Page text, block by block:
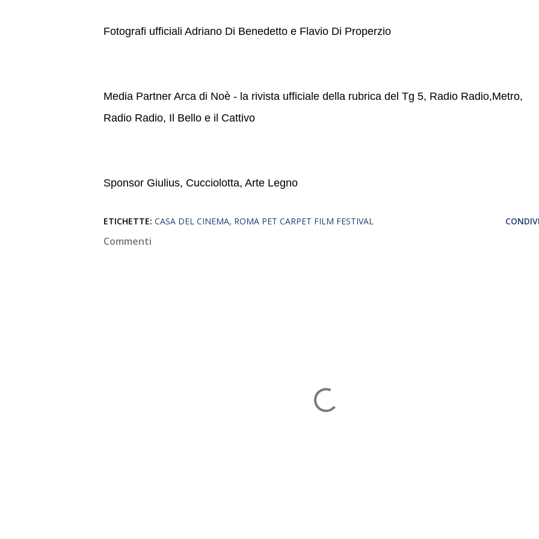
Fotografi ufficiali Adriano Di Benedetto e Flavio Di Properzio
Media Partner Arca di Noè - la rivista ufficiale della rubrica del Tg 5, Radio Radio,Metro,
Radio Radio, Il Bello e il Cattivo
Sponsor Giulius, Cucciolotta, Arte Legno
ETICHETTE: CASA DEL CINEMA ROMA PET CARPET FILM FESTIVAL
Commenti